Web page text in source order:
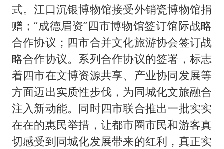
式。江口沉银博物馆接受外销瓷博物馆捐
赠；“成德眉资”四市博物馆签订馆际战略
合作协议；四市合并文化旅游协会签订战
略合作协议。系列合作协议的签署，标志
着四市在文博资源共享、产业协同发展等
方面迈出实质性步伐，为同城化文旅融合
注入新动能。同时四市联合推出一批实实
在在的惠民举措，让都市圈市民和游客真
切感受到同城化发展带来的红利，真正实